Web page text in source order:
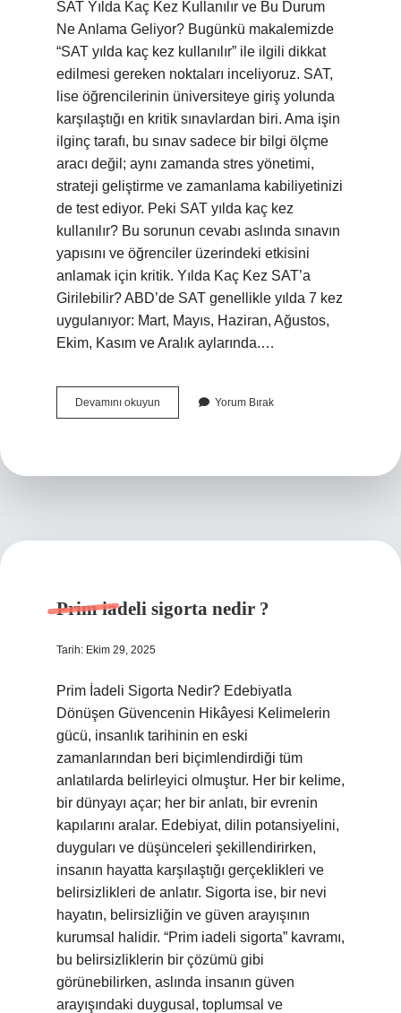
SAT Yılda Kaç Kez Kullanılır ve Bu Durum
Ne Anlama Geliyor? Bugünkü makalemizde
“SAT yılda kaç kez kullanılır” ile ilgili dikkat
edilmesi gereken noktaları inceliyoruz. SAT,
lise öğrencilerinin üniversiteye giriş yolunda
karşılaştığı en kritik sınavlardan biri. Ama işin
ilginç tarafı, bu sınav sadece bir bilgi ölçme
aracı değil; aynı zamanda stres yönetimi,
strateji geliştirme ve zamanlama kabiliyetinizi
de test ediyor. Peki SAT yılda kaç kez
kullanılır? Bu sorunun cevabı aslında sınavın
yapısını ve öğrenciler üzerindeki etkisini
anlamak için kritik. Yılda Kaç Kez SAT’a
Girilebilir? ABD’de SAT genellikle yılda 7 kez
uygulanıyor: Mart, Mayıs, Haziran, Ağustos,
Ekim, Kasım ve Aralık aylarında.…
Devamını okuyun
yılda
Yorum Bırak
Prim iadeli sigorta nedir ?
Tarih: Ekim 29, 2025
Prim İadeli Sigorta Nedir? Edebiyatla
Dönüşen Güvencenin Hikâyesi Kelimelerin
gücü, insanlık tarihinin en eski
zamanlarından beri biçimlendirdiği tüm
anlatılarda belirleyici olmuştur. Her bir kelime,
bir dünyayı açar; her bir anlatı, bir evrenin
kapılarını aralar. Edebiyat, dilin potansiyelini,
duyguları ve düşünceleri şekillendirirken,
insanın hayatta karşılaştığı gerçeklikleri ve
belirsizlikleri de anlatır. Sigorta ise, bir nevi
hayatın, belirsizliğin ve güven arayışının
kurumsal halidir. “Prim iadeli sigorta” kavramı,
bu belirsizliklerin bir çözümü gibi
görünebilirken, aslında insanın güven
arayışındaki duygusal, toplumsal ve